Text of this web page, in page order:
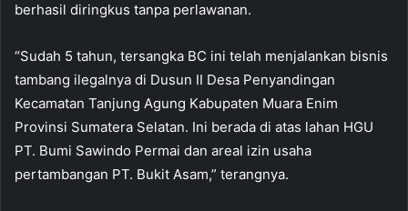
berhasil diringkus tanpa perlawanan.
“Sudah 5 tahun, tersangka BC ini telah menjalankan bisnis
tambang ilegalnya di Dusun II Desa Penyandingan
Kecamatan Tanjung Agung Kabupaten Muara Enim
Provinsi Sumatera Selatan. Ini berada di atas lahan HGU
PT. Bumi Sawindo Permai dan areal izin usaha
pertambangan PT. Bukit Asam,” terangnya.